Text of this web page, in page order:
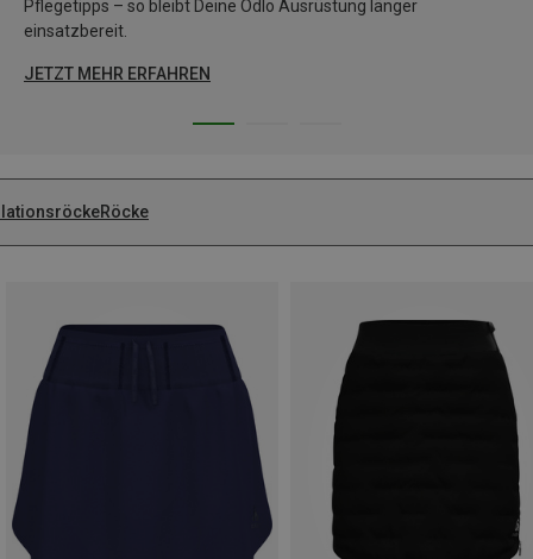
Pflegetipps – so bleibt Deine Odlo Ausrüstung länger
einsatzbereit.
JETZT MEHR ERFAHREN
Röcke